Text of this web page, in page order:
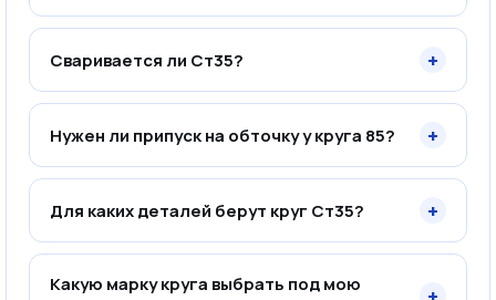
Сваривается ли Ст35? +
Нужен ли припуск на обточку у круга 85? +
Для каких деталей берут круг Ст35? +
Какую марку круга выбрать под мою